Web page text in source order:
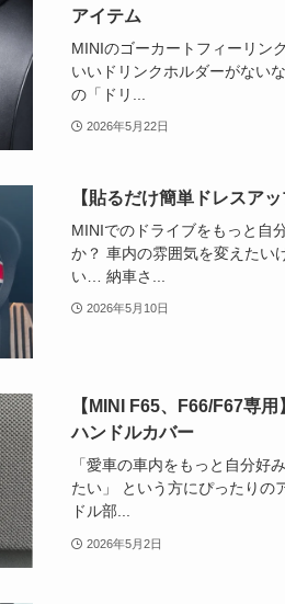
アイテム
MINIのゴーカートフィーリン
いいドリンクホルダーがない
の「ドリ...
2026年5月22日
【貼るだけ簡単ドレスア
MINIでのドライブをもっと自
か？ 車内の雰囲気を変えたい
い… 納車さ...
2026年5月10日
【MINI F65、F66/F67専
ハンドルカバー
「愛車の車内をもっと自分好
たい」 という方にぴったりの
ドル部...
2026年5月2日